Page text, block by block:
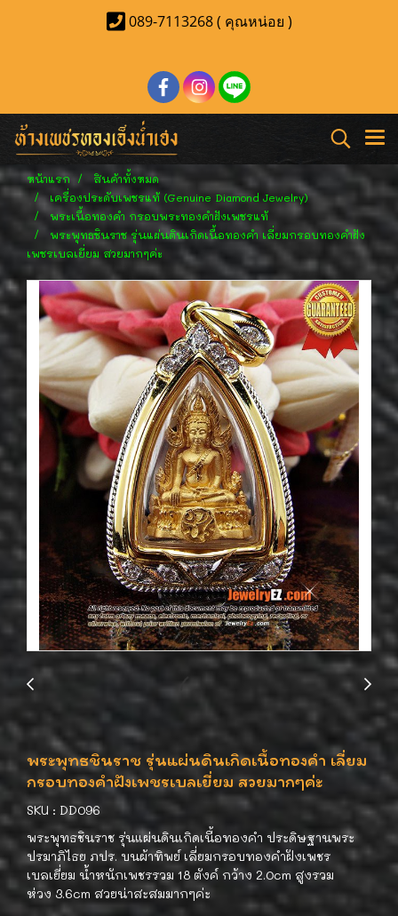
089-7113268 ( คุณหน่อย )
หน้าแรก
สินค้าทั้งหมด
เครื่องประดับเพชรแท้ (Genuine Diamond Jewelry)
พระเนื้อทองคำ กรอบพระทองคำฝังเพชรแท้
พระพุทธชินราช รุ่นแผ่นดินเกิดเนื้อทองคำ เลี่ยมกรอบทองคำฝัง
เพชรเบลเยี่ยม สวยมากๆค่ะ
พระพุทธชินราช รุ่นแผ่นดินเกิดเนื้อทองคำ เลี่ยม
กรอบทองคำฝังเพชรเบลเยี่ยม สวยมากๆค่ะ
SKU : DD096
พระพุทธชินราช รุ่นแผ่นดินเกิดเนื้อทองคำ ประดิษฐานพระ
ปรมาภิไธย ภปร. บนผ้าทิพย์ เลี่ยมกรอบทองคำฝังเพชร
เบลเยี่ยม น้ำหนักเพชรรวม 18 ตังค์ กว้าง 2.0cm สูงรวม
ห่วง 3.6cm สวยน่าสะสมมากๆค่ะ